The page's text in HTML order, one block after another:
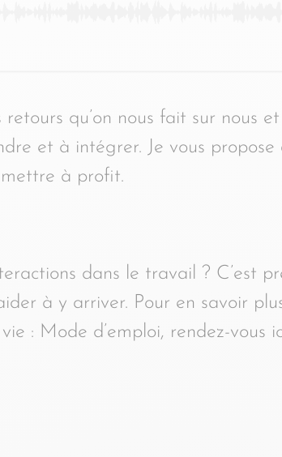
retours qu’on nous fait sur nous
et à intégrer. Je vous propose
à profit.
dans le travail ? C’est
à y arriver. Pour en savoir
: Mode d’emploi, rendez-vous